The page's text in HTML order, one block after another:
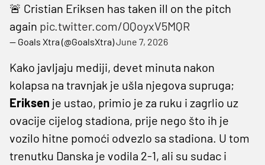
🚨 Cristian Eriksen has taken ill on the pitch
again pic.twitter.com/OQoyxV5MQR
— Goals Xtra (@GoalsXtra)June 7, 2026
Kako javljaju mediji, devet minuta nakon
kolapsa na travnjak je ušla njegova supruga;
Eriksen je ustao, primio je za ruku i zagrlio uz
ovacije cijelog stadiona, prije nego što ih je
vozilo hitne pomoći odvezlo sa stadiona. U tom
trenutku Danska je vodila 2-1, ali su sudac i